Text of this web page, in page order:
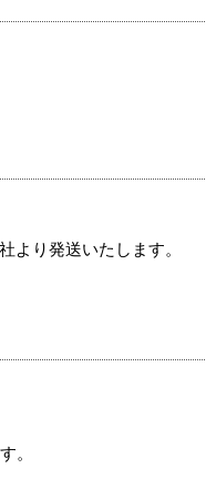
より発送いたします。
。